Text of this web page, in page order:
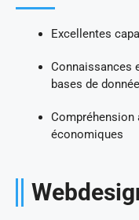
Excellentes
Connaissances
bases de
Compréhension
économiques